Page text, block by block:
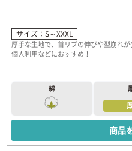
サイズ：S～XXXL
厚手な生地で、首リブの伸びや型崩れ
個人利用などにおすすめ！
綿
商品